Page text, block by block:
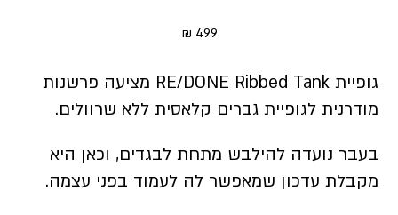
499
₪
גופיית RE/DONE Ribbed Tank מציעה פרשנות
מודרנית לגופיית גברים קלאסית ללא שרוולים.
בעבר נועדה להילבש מתחת לבגדים, וכאן היא
מקבלת עדכון שמאפשר לה לעמוד בפני עצמה.